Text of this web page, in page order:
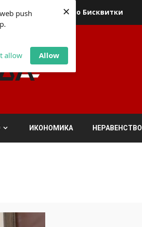
push
allow Allow
×
Политика относно Бисквитки
ИКОНОМИКА НЕРАВЕНСТВО